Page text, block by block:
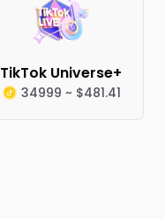
TikTok Universe+
34999 ~ $481.41